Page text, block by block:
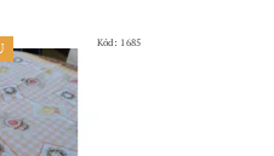
Kód: 1685